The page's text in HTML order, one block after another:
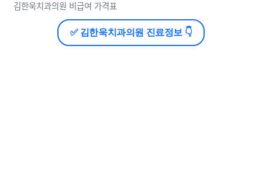
김한욱치과의원 비급여 가격표
✅ 김한욱치과의원 진료정보 👇